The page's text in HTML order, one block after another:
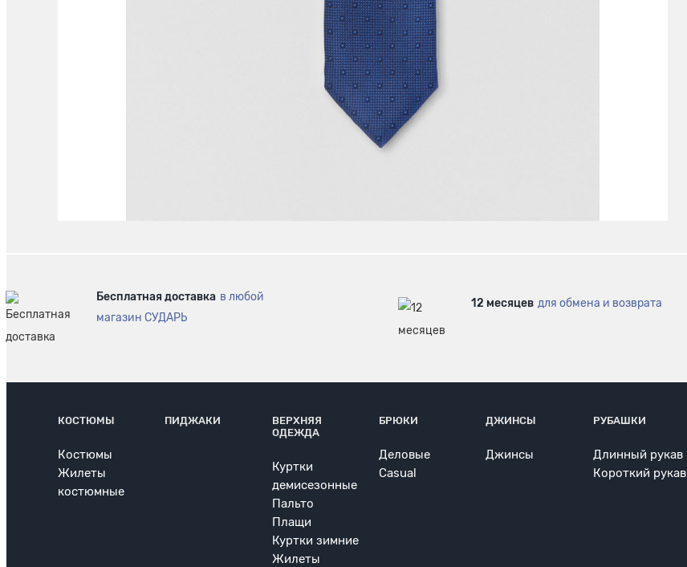
Бесплатная доставка в любой
магазин СУДАРЬ
12 месяцев для обмена и возврата
КОСТЮМЫ
Костюмы
Жилеты
костюмные
ПИДЖАКИ
ВЕРХНЯЯ
ОДЕЖДА
Куртки
демисезонные
Пальто
Плащи
Куртки зимние
Жилеты
БРЮКИ
Деловые
Casual
ДЖИНСЫ
Джинсы
РУБАШКИ
Длинный рукав
Короткий рукав